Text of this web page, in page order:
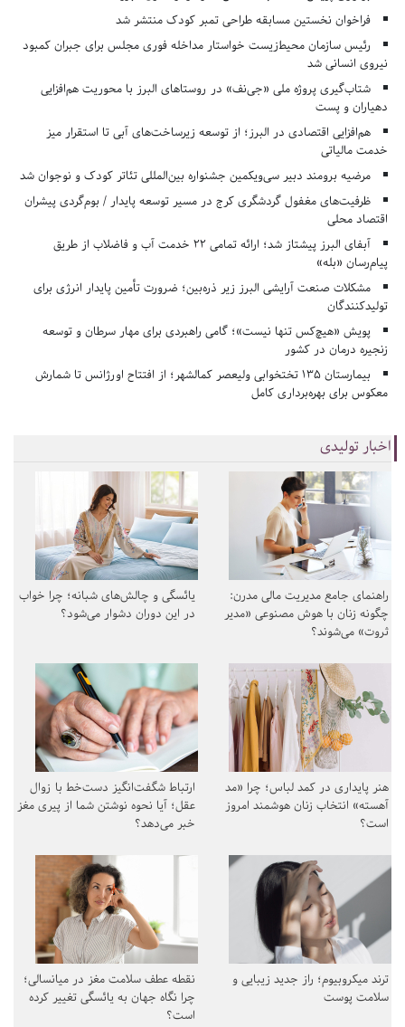
فراخوان نخستین مسابقه طراحی تمبر کودک منتشر شد
رئیس سازمان محیط‌زیست خواستار مداخله فوری مجلس برای جبران کمبود
نیروی انسانی شد
شتاب‌گیری پروژه ملی «جی‌نف» در روستاهای البرز با محوریت هم‌افزایی
دهیاران و پست
هم‌افزایی اقتصادی در البرز؛ از توسعه زیرساخت‌های آبی تا استقرار میز
خدمت مالیاتی
مرضیه برومند دبیر سی‌ویکمین جشنواره بین‌المللی تئاتر کودک و نوجوان شد
ظرفیت‌های مغفول گردشگری کرج در مسیر توسعه پایدار / بوم‌گردی پیشران
اقتصاد محلی
آبفای البرز پیشتاز شد؛ ارائه تمامی ۲۲ خدمت آب و فاضلاب از طریق
پیام‌رسان «بله»
مشکلات صنعت آرایشی البرز زیر ذره‌بین؛ ضرورت تأمین پایدار انرژی برای
تولیدکنندگان
پویش «هیچ‌کس تنها نیست»؛ گامی راهبردی برای مهار سرطان و توسعه
زنجیره درمان در کشور
بیمارستان ۱۳۵ تختخوابی ولیعصر کمالشهر؛ از افتتاح اورژانس تا شمارش
معکوس برای بهره‌برداری کامل
اخبار تولیدی
راهنمای جامع مدیریت مالی مدرن:
چگونه زنان با هوش مصنوعی «مدیر
ثروت» می‌شوند؟
یائسگی و چالش‌های شبانه؛ چرا خواب
در این دوران دشوار می‌شود؟
هنر پایداری در کمد لباس؛ چرا «مد
آهسته» انتخاب زنان هوشمند امروز
است؟
ارتباط شگفت‌انگیز دست‌خط با زوال
عقل؛ آیا نحوه نوشتن شما از پیری مغز
خبر می‌دهد؟
ترند میکروبیوم؛ راز جدید زیبایی و
سلامت پوست
نقطه عطف سلامت مغز در میانسالی؛
چرا نگاه جهان به یائسگی تغییر کرده
است؟